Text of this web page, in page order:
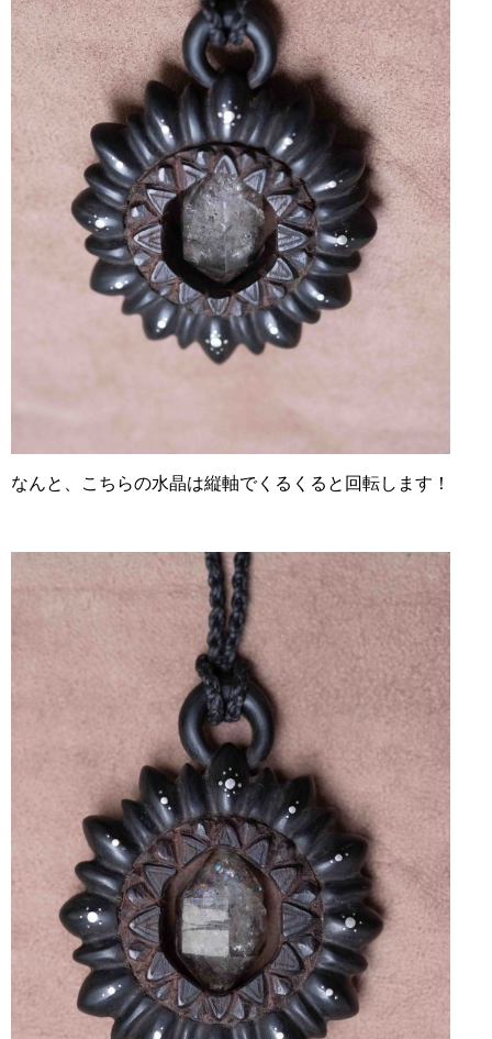
なんと、こちらの水晶は縦軸でくるくると回転します！